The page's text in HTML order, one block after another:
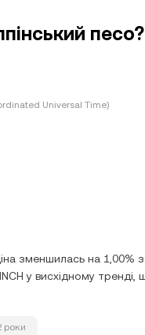
песо?
Universal Time)
зменшилась на 1,00%
у висхідному тренді,
роки